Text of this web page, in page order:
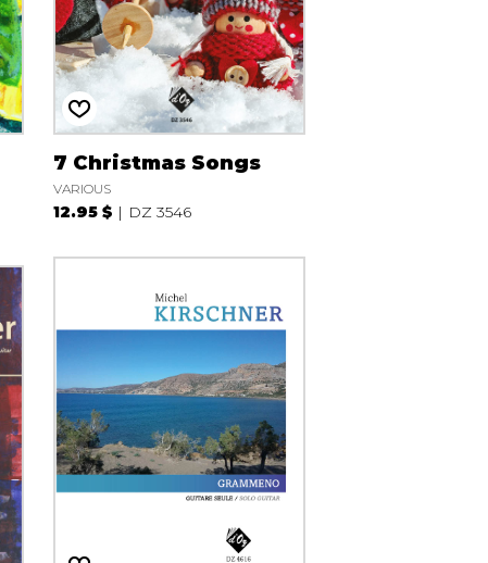
7 Christmas Songs
VARIOUS
12.95 $ DZ 3546